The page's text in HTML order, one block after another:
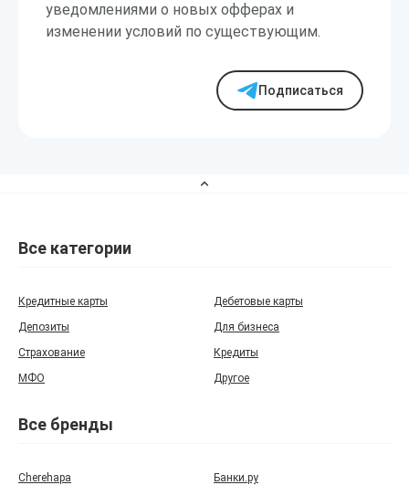
уведомлениями о новых офферах и
изменении условий по существующим.
Подписаться
Все категории
Кредитные карты
Дебетовые карты
Депозиты
Для бизнеса
Страхование
Кредиты
МФО
Другое
Все бренды
Cherehapa
Банки.ру